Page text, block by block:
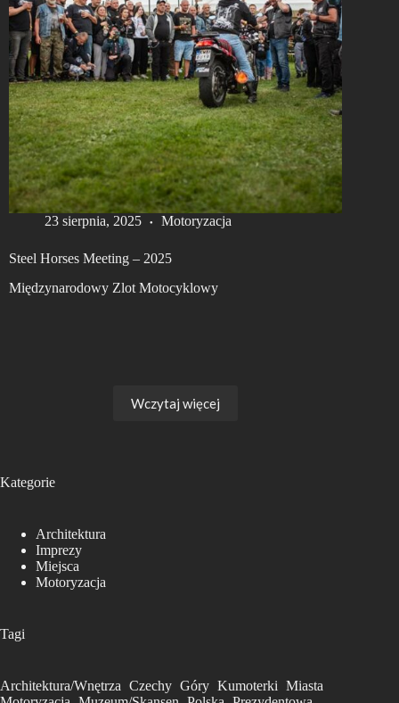
23 sierpnia, 2025 Motoryzacja
Steel Horses Meeting – 2025
Międzynarodowy Zlot Motocyklowy
Wczytaj więcej
Kategorie
Architektura
Imprezy
Miejsca
Motoryzacja
Tagi
Architektura/Wnętrza Czechy Góry Kumoterki Miasta